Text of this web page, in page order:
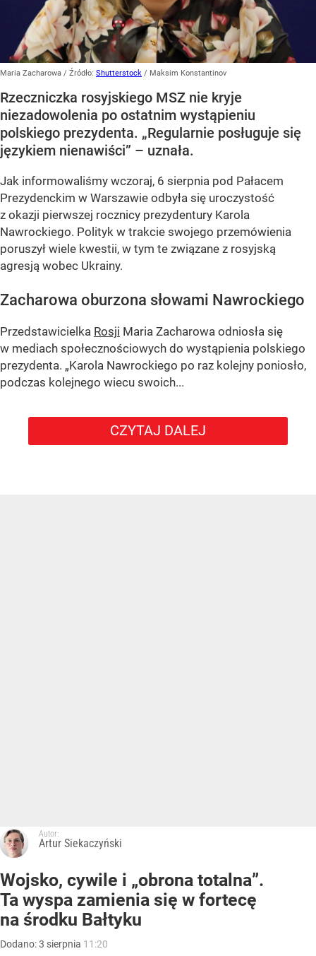
Maria Zacharowa / Źródło: Shutterstock / Maksim Konstantinov
Rzeczniczka rosyjskiego MSZ nie kryje
niezadowolenia po ostatnim wystąpieniu
polskiego prezydenta. „Regularnie posługuje się
językiem nienawiści” – uznała.
Jak informowaliśmy wczoraj, 6 sierpnia pod Pałacem
Prezydenckim w Warszawie odbyła się uroczystość
z okazji pierwszej rocznicy prezydentury Karola
Nawrockiego. Polityk w trakcie swojego przemówienia
poruszył wiele kwestii, w tym te związane z rosyjską
agresją wobec Ukrainy.
Zacharowa oburzona słowami Nawrockiego
Przedstawicielka Rosji Maria Zacharowa odniosła się
w mediach społecznościowych do wystąpienia polskiego
prezydenta. „Karola Nawrockiego po raz kolejny poniosło,
podczas kolejnego wiecu swoich...
CZYTAJ DALEJ
Autor:
Artur Siekaczyński
Wojsko, cywile i „obrona totalna”.
Ta wyspa zamienia się w fortecę
na środku Bałtyku
Dodano:3 sierpnia 11:20